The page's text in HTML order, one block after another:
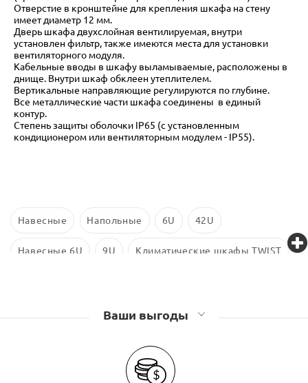
Отверстие в кронштейне для крепления шкафа на стену
имеет диаметр 12 мм.
Дверь шкафа двухслойная вентилируемая, внутри
установлен фильтр, также имеются места для установки
вентиляторного модуля.
Кабельные вводы в шкафу выламываемые, расположены в
днище. Внутри шкаф обклеен утеплителем.
Вертикальные направляющие регулируются по глубине.
Все металлические части шкафа соединены в единый
контур.
Степень защиты оболочки IP65 (с установленным
кондиционером или вентиляторным модулем - IP55).
Навесные Напольные 6U 42U
Навесные 6U 9U Климатические шкафы TWIST
Ваши выгоды